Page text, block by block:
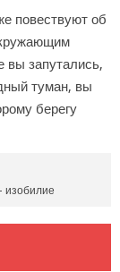
повествуют об
вы запутались,
туман, вы
берегу
изобилие